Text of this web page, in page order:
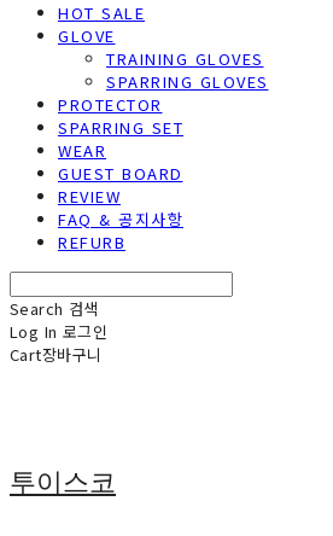
HOT SALE
GLOVE
TRAINING GLOVES
SPARRING GLOVES
PROTECTOR
SPARRING SET
WEAR
GUEST BOARD
REVIEW
FAQ & 공지사항
REFURB
Search 검색
Log In 로그인
Cart장바구니
투이스코